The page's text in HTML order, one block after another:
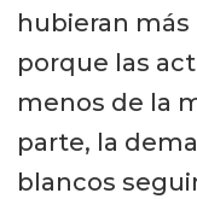
hubieran más
porque las
menos de la
parte, la
blancos